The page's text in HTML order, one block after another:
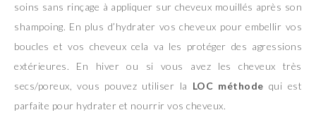
soins sans rinçage à appliquer sur cheveux mouillés après son
shampoing. En plus d’hydrater vos cheveux pour embellir vos
boucles et vos cheveux cela va les protéger des agressions
extérieures. En hiver ou si vous avez les cheveux très
secs/poreux, vous pouvez utiliser la LOC méthode qui est
parfaite pour hydrater et nourrir vos cheveux.